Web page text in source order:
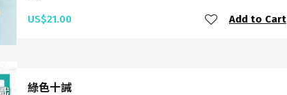
US$21.00 Add to Cart
綠色十誡